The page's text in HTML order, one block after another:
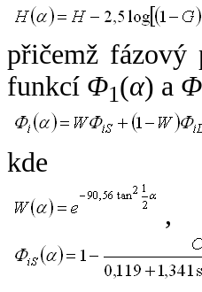
přičemž fázový
funkcí Φ1(α) a Φ
kde
,